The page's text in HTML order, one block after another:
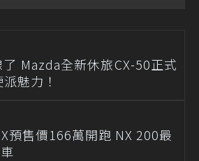
Mazda全新休旅CX-50正式
魅力！
預售價166萬開跑 NX 200最